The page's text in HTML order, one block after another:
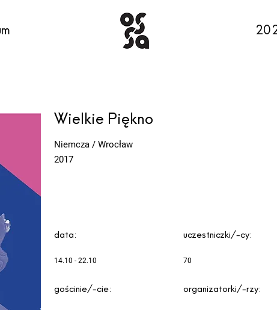
.
Wielkie Piękno
Niemcza / Wrocław
2017
data:
14.10 - 22.10
gościnie/-cie:
uczestniczki/-cy:
70
organizatorki/-rzy: